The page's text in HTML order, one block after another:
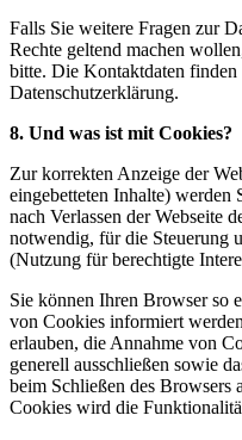
Falls Sie weitere Fragen zur
Rechte geltend machen
bitte. Die Kontaktdaten finden
Datenschutzerklärung.
8. Und was ist mit Cookies?
Zur korrekten Anzeige der
eingebetteten Inhalte) werden
nach Verlassen der Webseite
notwendig, für die Steuerung
(Nutzung für berechtigte
Sie können Ihren Browser so
von Cookies informiert
erlauben, die Annahme von
generell ausschließen sowie
beim Schließen des
Cookies wird die